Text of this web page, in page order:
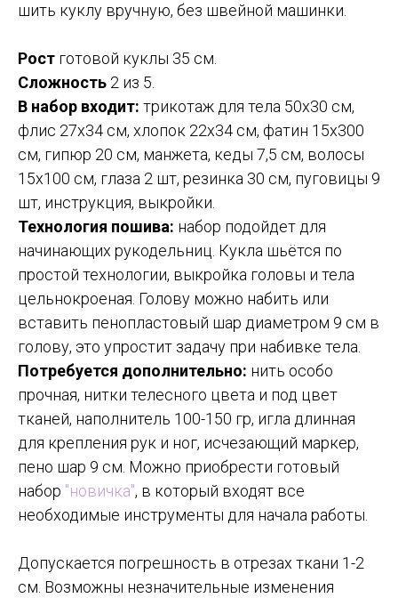
шить куклу вручную, без швейной машинки.
Рост готовой куклы 35 см.
Сложность 2 из 5.
В набор входит: трикотаж для тела 50х30 см,
флис 27х34 см, хлопок 22х34 см, фатин 15х300
см, гипюр 20 см, манжета, кеды 7,5 см, волосы
15х100 см, глаза 2 шт, резинка 30 см, пуговицы 9
шт, инструкция, выкройки.
Технология пошива: набор подойдет для
начинающих рукодельниц. Кукла шьётся по
простой технологии, выкройка головы и тела
цельнокроеная. Голову можно набить или
вставить пенопластовый шар диаметром 9 см в
голову, это упростит задачу при набивке тела.
Потребуется дополнительно: нить особо
прочная, нитки телесного цвета и под цвет
тканей, наполнитель 100-150 гр, игла длинная
для крепления рук и ног, исчезающий маркер,
пено шар 9 см. Можно приобрести готовый
набор "новичка", в который входят все
необходимые инструменты для начала работы.
Допускается погрешность в отрезах ткани 1-2
см. Возможны незначительные изменения